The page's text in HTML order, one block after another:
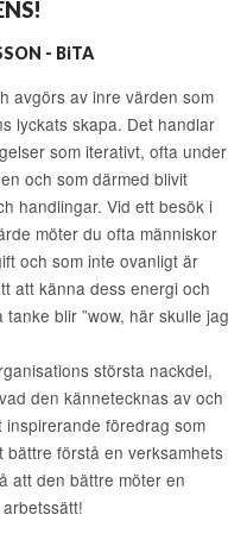
- BiTA
avgörs av inre värden som
lyckats skapa. Det handlar
som iterativt, ofta under
och som därmed blivit
handlingar. Vid ett besök i
möter du ofta människor
och som inte ovanligt är
att känna dess energi och
blir ”wow, här skulle jag
största nackdel,
den kännetecknas av och
föredrag som
förstå en verksamhets
att den bättre möter en